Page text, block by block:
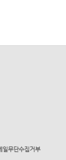
일무단수집거부